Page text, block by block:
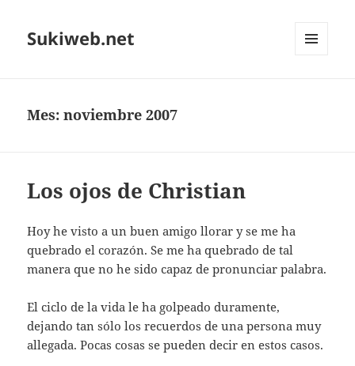
Sukiweb.net
Mes:noviembre 2007
Los ojos de Christian
Hoy he visto a un buen amigo llorar y se me ha
quebrado el corazón. Se me ha quebrado de tal
manera que no he sido capaz de pronunciar palabra.
El ciclo de la vida le ha golpeado duramente,
dejando tan sólo los recuerdos de una persona muy
allegada. Pocas cosas se pueden decir en estos casos.